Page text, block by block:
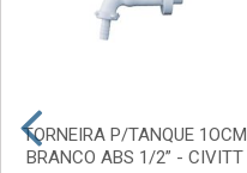
TORNEIRA P/TANQUE 1OCM
BRANCO ABS 1/2” - CIVITT